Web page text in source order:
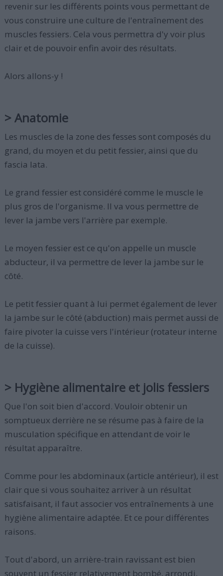
revenir sur les différents points vous permettant de
vous construire une culture de l'entraînement des
muscles fessiers. Cela vous permettra d'y voir plus
clair et de pouvoir enfin avoir des résultats.
Alors allons-y !
> Anatomie
Les muscles de la zone des fesses sont composés du
grand, du moyen et du petit fessier, ainsi que du
fascia lata.
Le grand fessier est considéré comme le muscle le
plus gros de l'organisme. Il va vous permettre de
lever la jambe vers l'arrière par exemple.
Le moyen fessier est ce qu'on appelle un muscle
abducteur, il va permettre de lever la jambe sur le
côté.
Le petit fessier quant à lui permet également de lever
la jambe sur le côté (abduction) mais permet aussi de
faire pivoter la cuisse vers l'intérieur (rotateur interne
de la cuisse).
> Hygiène alimentaire et jolis fessiers
Que l'on soit bien d'accord. Vouloir obtenir un
somptueux derrière ne se résume pas à faire de la
musculation spécifique en attendant de voir le
résultat apparaître.
Comme pour les abdominaux (article antérieur), il est
clair que si vous souhaitez arriver à un résultat
satisfaisant, il faut associer vos entraînements à une
hygiène alimentaire adaptée. Et ce pour différentes
raisons.
Tout d'abord, un arrière-train ravissant est bien
souvent un fessier relativement bombé, arrondi,